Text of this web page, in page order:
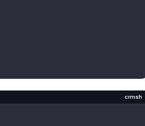
crmsh